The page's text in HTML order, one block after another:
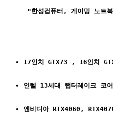
"한성컴퓨터, 게이밍 노트
17인치 GTX73 , 16인치
인텔 13세대 랩터레이크 코
엔비디아 RTX4060,